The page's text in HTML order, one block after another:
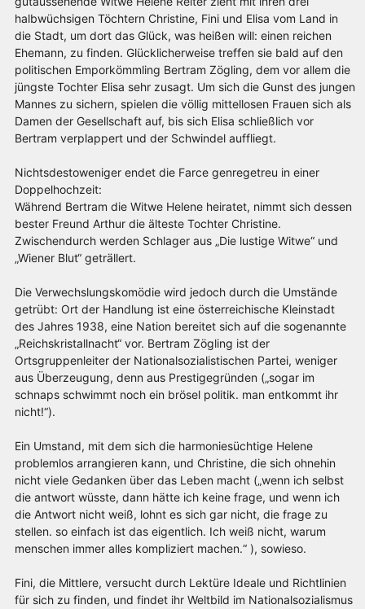
halbwüchsigen Töchtern Christine, Fini und Elisa vom Land in
die Stadt, um dort das Glück, was heißen will: einen reichen
Ehemann, zu finden. Glücklicherweise treffen sie bald auf den
politischen Emporkömmling Bertram Zögling, dem vor allem die
jüngste Tochter Elisa sehr zusagt. Um sich die Gunst des jungen
Mannes zu sichern, spielen die völlig mittellosen Frauen sich als
Damen der Gesellschaft auf, bis sich Elisa schließlich vor
Bertram verplappert und der Schwindel auffliegt.
Nichtsdestoweniger endet die Farce genregetreu in einer
Doppelhochzeit:
Während Bertram die Witwe Helene heiratet, nimmt sich dessen
bester Freund Arthur die älteste Tochter Christine.
Zwischendurch werden Schlager aus „Die lustige Witwe“ und
„Wiener Blut“ geträllert.
Die Verwechslungskomödie wird jedoch durch die Umstände
getrübt: Ort der Handlung ist eine österreichische Kleinstadt
des Jahres 1938, eine Nation bereitet sich auf die sogenannte
„Reichskristallnacht“ vor. Bertram Zögling ist der
Ortsgruppenleiter der Nationalsozialistischen Partei, weniger
aus Überzeugung, denn aus Prestigegründen („sogar im
schnaps schwimmt noch ein brösel politik. man entkommt ihr
nicht!“).
Ein Umstand, mit dem sich die harmoniesüchtige Helene
problemlos arrangieren kann, und Christine, die sich ohnehin
nicht viele Gedanken über das Leben macht („wenn ich selbst
die antwort wüsste, dann hätte ich keine frage, und wenn ich
die Antwort nicht weiß, lohnt es sich gar nicht, die frage zu
stellen. so einfach ist das eigentlich. Ich weiß nicht, warum
menschen immer alles kompliziert machen.“ ), sowieso.
Fini, die Mittlere, versucht durch Lektüre Ideale und Richtlinien
für sich zu finden, und findet ihr Weltbild im Nationalsozialismus